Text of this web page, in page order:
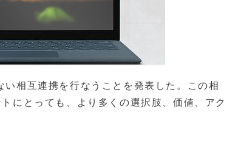
相互連携を行なうことを発表した。この相
にとっても、より多くの選択肢、価値、アク